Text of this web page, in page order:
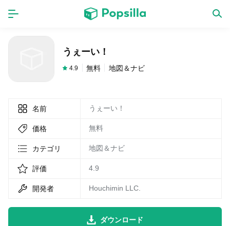
新作
LINE無料スタンプ
無料猫ミーム
うぇーい！
4.9 無料 地図＆ナビ
名前 うぇーい！
価格 無料
カテゴリ 地図＆ナビ
評価 4.9
開発者 Houchimin LLC.
ダウンロード